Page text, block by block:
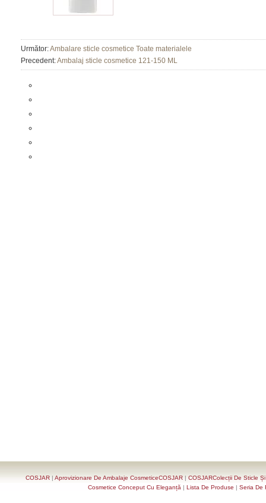
Următor:Ambalare sticle cosmetice Toate materialele
Precedent:Ambalaj sticle cosmetice 121-150 ML
COSJAR | Aprovizionare De Ambalaje CosmeticeCOSJAR | COSJARColecții De Sticle
Cosmetice Conceput Cu Eleganță | Lista De Produse | Seria De